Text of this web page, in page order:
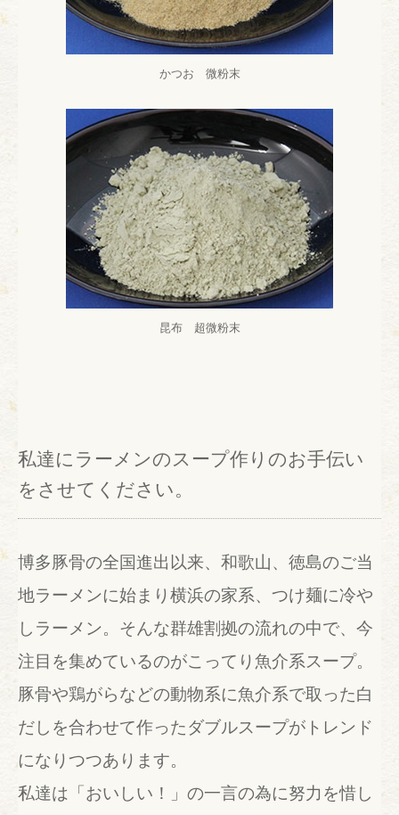
かつお 微粉末
昆布 超微粉末
私達にラーメンのスープ作りのお手伝い
をさせてください。
博多豚骨の全国進出以来、和歌山、徳島のご当
地ラーメンに始まり横浜の家系、つけ麺に冷や
しラーメン。そんな群雄割拠の流れの中で、今
注目を集めているのがこってり魚介系スープ。
豚骨や鶏がらなどの動物系に魚介系で取った白
だしを合わせて作ったダブルスープがトレンド
になりつつあります。
私達は「おいしい！」の一言の為に努力を惜し